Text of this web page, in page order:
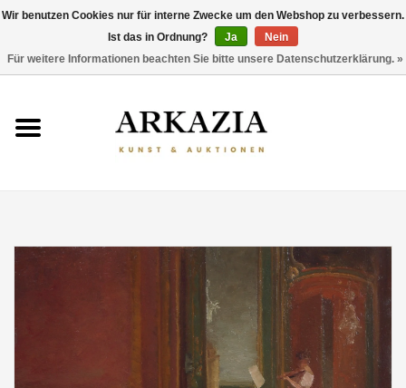
AKTUELLER KATALOG
Wir benutzen Cookies nur für interne Zwecke um den Webshop zu verbessern.
Ist das in Ordnung?
Ja
Nein
Für weitere Informationen beachten Sie bitte unsere Datenschutzerklärung. »